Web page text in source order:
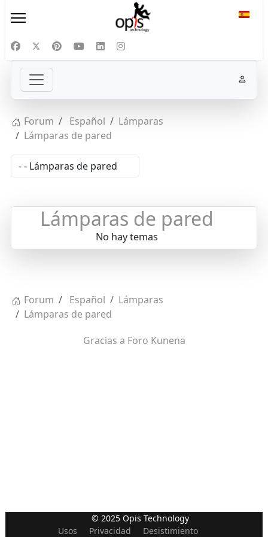
Forum Español
Lámparas
Lámparas de pared
Lámparas de pared
No hay temas
Forum Español
Lámparas
Lámparas de pared
Gracias a Foro Kunena
© 2025 Opis Technology
Usos
Privacidad Desistimiento